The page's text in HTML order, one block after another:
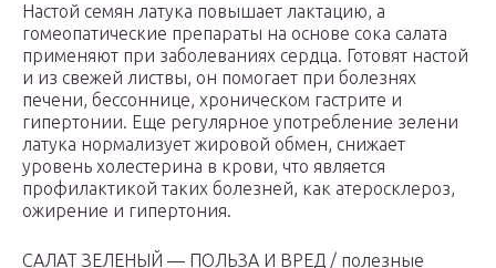
Настой семян латука повышает лактацию, а
гомеопатические препараты на основе сока салата
применяют при заболеваниях сердца. Готовят настой
и из свежей листвы, он помогает при болезнях
печени, бессоннице, хроническом гастрите и
гипертонии. Еще регулярное употребление зелени
латука нормализует жировой обмен, снижает
уровень холестерина в крови, что является
профилактикой таких болезней, как атеросклероз,
ожирение и гипертония.
САЛАТ ЗЕЛЕНЫЙ — ПОЛЬЗА И ВРЕД / полезные